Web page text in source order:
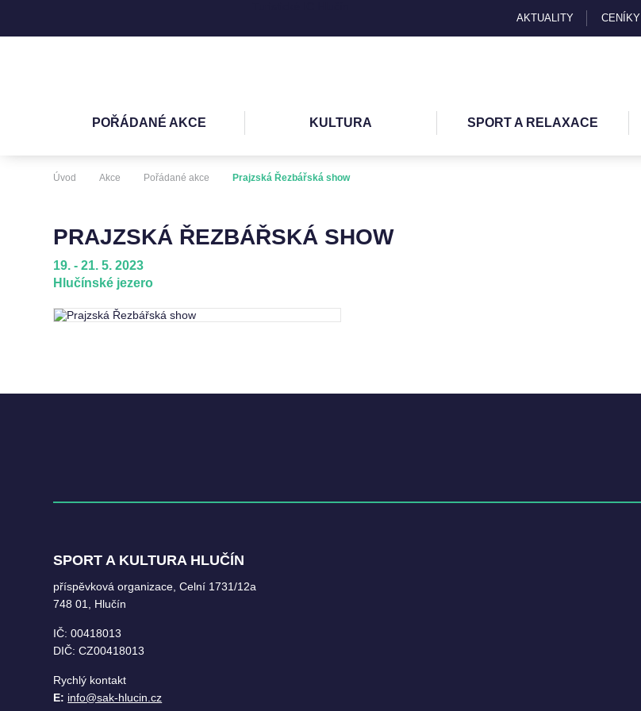
AKTUALITY CENÍKY
POŘÁDANÉ AKCE KULTURA SPORT A RELAXACE
Úvod Akce Pořádané akce Prajzská Řezbářská show
PRAJZSKÁ ŘEZBÁŘSKÁ SHOW
19. - 21. 5. 2023
Hlučínské jezero
SPORT A KULTURA HLUČÍN
příspěvková organizace, Celní 1731/12a
748 01, Hlučín
IČ: 00418013
DIČ: CZ00418013
Rychlý kontakt
E: info@sak-hlucin.cz